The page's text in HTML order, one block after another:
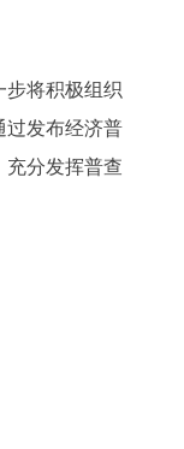
将积极组织
过发布经济普
充分发挥普查